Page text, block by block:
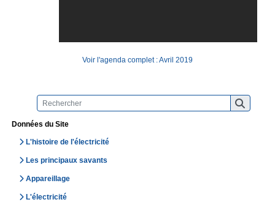
Données du Site
L'histoire de l'électricité
Les principaux savants
Appareillage
L'électricité
Voir l'agenda complet : Avril 2019